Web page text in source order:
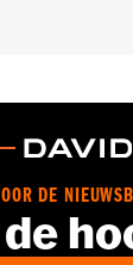
en installatie-
DE